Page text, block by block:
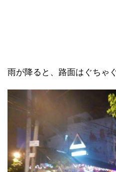
雨が降ると、路面はぐちゃ